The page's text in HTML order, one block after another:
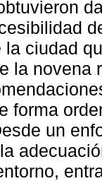
la ciudad
la novena
forma
un